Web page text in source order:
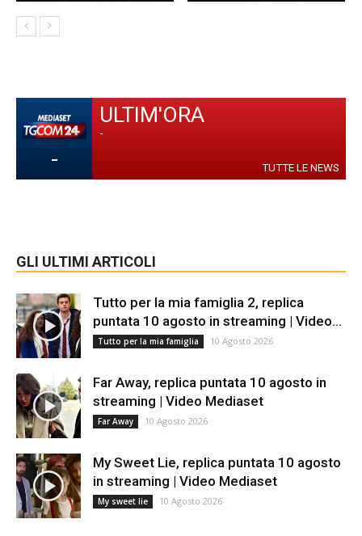
-
ULTIM'ORA
-
TUTTE LE NEWS
GLI ULTIMI ARTICOLI
Tutto per la mia famiglia 2, replica
puntata 10 agosto in streaming | Video...
Tutto per la mia famiglia 10 Agosto 2026
Far Away, replica puntata 10 agosto in
streaming | Video Mediaset
Far Away 10 Agosto 2026
My Sweet Lie, replica puntata 10 agosto
in streaming | Video Mediaset
My sweet lie 10 Agosto 2026